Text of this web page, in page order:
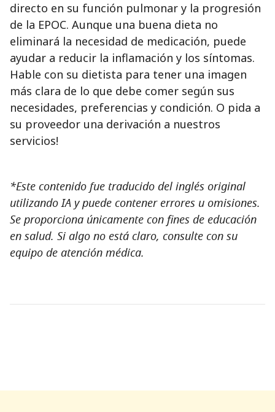
directo en su función pulmonar y la progresión
de la EPOC. Aunque una buena dieta no
eliminará la necesidad de medicación, puede
ayudar a reducir la inflamación y los síntomas.
Hable con su dietista para tener una imagen
más clara de lo que debe comer según sus
necesidades, preferencias y condición. O pida a
su proveedor una derivación a nuestros
servicios!
*Este contenido fue traducido del inglés original
utilizando IA y puede contener errores u omisiones.
Se proporciona únicamente con fines de educación
en salud. Si algo no está claro, consulte con su
equipo de atención médica.